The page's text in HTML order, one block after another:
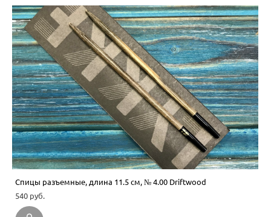
Спицы разъемные, длина 11.5 см, № 4.00 Driftwood
540 pуб.